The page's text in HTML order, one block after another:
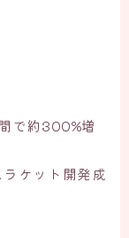
で約300%増
ケット開発成